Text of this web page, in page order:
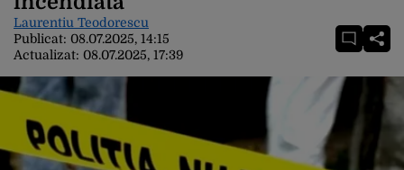
Laurentiu Teodorescu
Publicat: 08.07.2025, 14:15
Actualizat: 08.07.2025, 17:39